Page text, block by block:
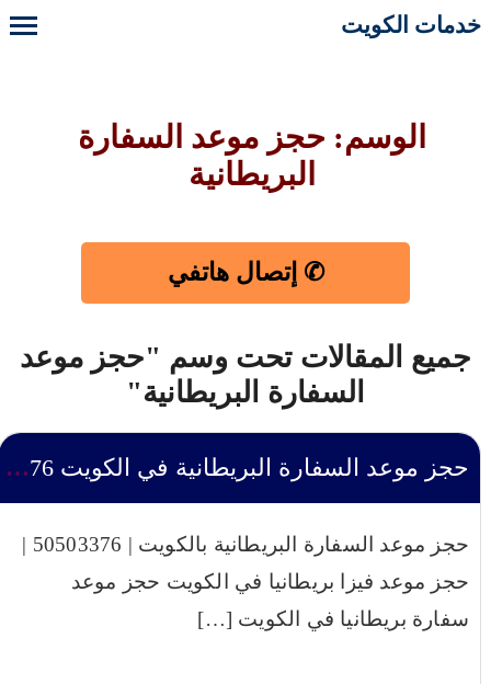
خدمات الكويت
الوسم: حجز موعد السفارة
البريطانية
✆ إتصال هاتفي
جميع المقالات تحت وسم "حجز موعد
السفارة البريطانية"
حجز موعد السفارة البريطانية في الكويت 50503376
حجز موعد السفارة البريطانية بالكويت | 50503376 |
حجز موعد فيزا بريطانيا في الكويت حجز موعد
سفارة بريطانيا في الكويت […]